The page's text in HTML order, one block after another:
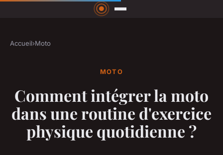
Accueil›Moto
MOTO
Comment intégrer la moto
dans une routine d'exercice
physique quotidienne ?